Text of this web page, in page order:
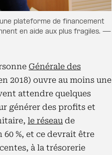
plateforme de financement
en aide aux plus fragiles. —
Générale des
2018) ouvre au moins une
attendre quelques
générer des profits et
le réseau de
%, et ce devrait être
à la trésorerie